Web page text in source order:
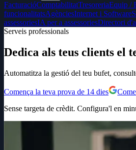
FacturacióComptabilitatTresoreriaEquip /
funcionalitatsAgènciesInternet i Software
assessoriesIA per a assessoriesDirectori
Serveis professionals
Dedica als teus clients el
Automatitza la gestió del teu bufet,
Comença la teva prova de 14 dies
Sense targeta de crèdit. Configura'l en